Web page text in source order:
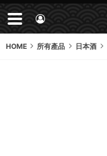
HOME 所有產品 日本酒